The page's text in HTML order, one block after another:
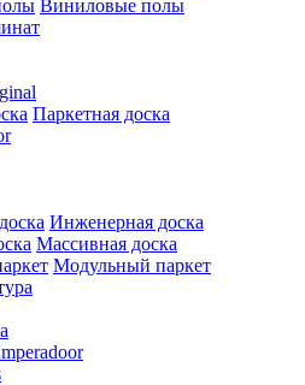
Виниловые полы
Паркетная доска
Инженерная доска
Массивная доска
Модульный паркет